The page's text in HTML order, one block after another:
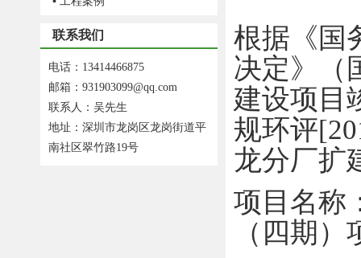
联系我们
电话：13414466875
邮箱：931903099@qq.com
联系人：吴先生
地址：深圳市龙岗区龙岗街道平
南社区翠竹路19号
根据《国
决定》（
建设项目
规环评
龙分厂扩
项目名称
（四期）